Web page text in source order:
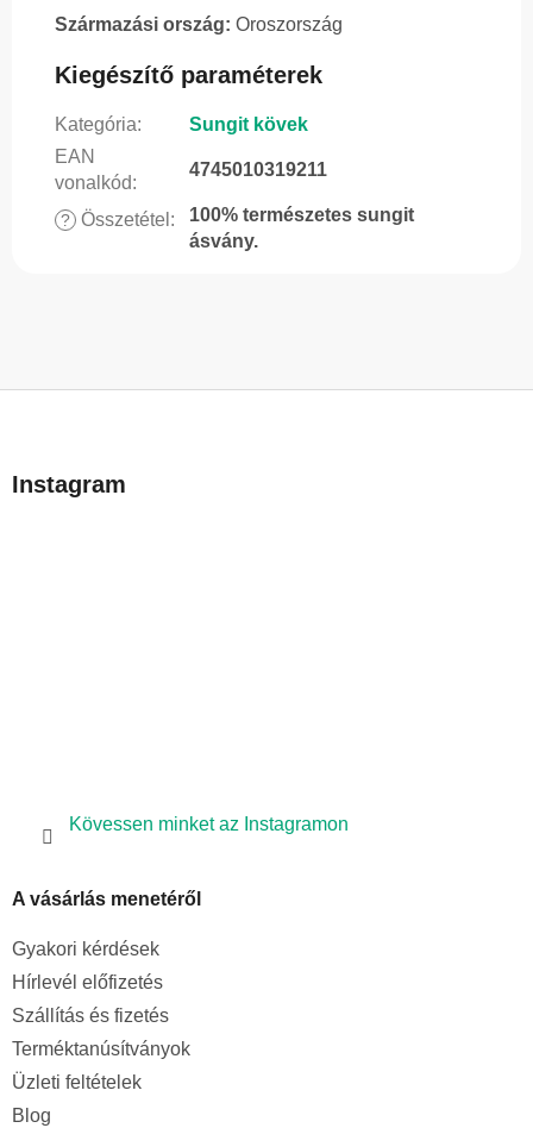
Származási ország: Oroszország
Kiegészítő paraméterek
Kategória:
Sungit kövek
EAN
vonalkód:
4745010319211
? Összetétel :
100% természetes sungit
ásvány.
bInstagram
Kövessen minket az Instagramon
A vásárlás menetéről
Gyakori kérdések
Hírlevél előfizetés
Szállítás és fizetés
Terméktanúsítványok
Üzleti feltételek
Blog